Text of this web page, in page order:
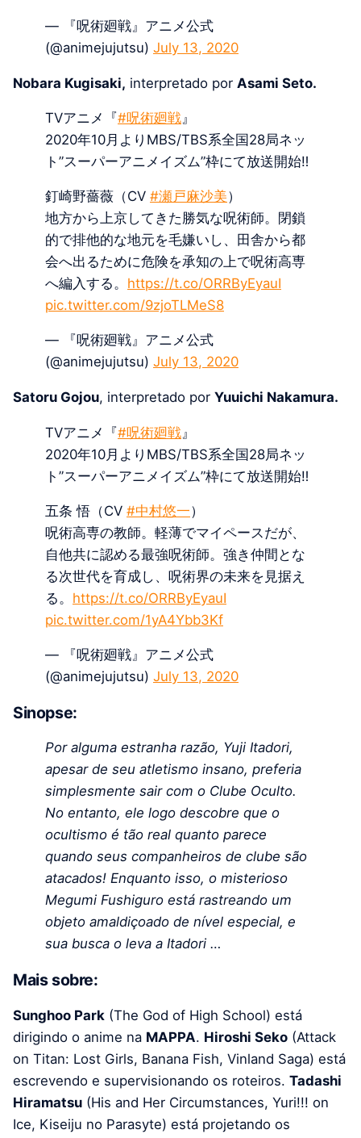
— 『呪術廻戦』アニメ公式
(@animejujutsu) July 13, 2020
Nobara Kugisaki, interpretado por Asami Seto.
TVアニメ『#呪術廻戦』
2020年10月よりMBS/TBS系全国28局ネッ
ト”スーパーアニメイズム”枠にて放送開始‼
釘崎野薔薇（CV #瀬戸麻沙美）
地方から上京してきた勝気な呪術師。閉鎖
的で排他的な地元を毛嫌いし、田舎から都
会へ出るために危険を承知の上で呪術高専
へ編入する。 https://t.co/ORRByEyauI
pic.twitter.com/9zjoTLMeS8
— 『呪術廻戦』アニメ公式
(@animejujutsu) July 13, 2020
Satoru Gojou, interpretado por Yuuichi Nakamura.
TVアニメ『#呪術廻戦 』
2020年10月よりMBS/TBS系全国28局ネッ
ト”スーパーアニメイズム”枠にて放送開始‼
五条 悟（CV #中村悠一）
呪術高専の教師。軽薄でマイペースだが、
自他共に認める最強呪術師。強き仲間とな
る次世代を育成し、呪術界の未来を見据え
る。 https://t.co/ORRByEyauI
pic.twitter.com/1yA4Ybb3Kf
— 『呪術廻戦』アニメ公式
(@animejujutsu) July 13, 2020
Sinopse:
Por alguma estranha razão, Yuji Itadori,
apesar de seu atletismo insano, preferia
simplesmente sair com o Clube Oculto.
No entanto, ele logo descobre que o
ocultismo é tão real quanto parece
quando seus companheiros de clube são
atacados! Enquanto isso, o misterioso
Megumi Fushiguro está rastreando um
objeto amaldiçoado de nível especial, e
sua busca o leva a Itadori …
Mais sobre:
Sunghoo Park (The God of High School) está
dirigindo o anime na MAPPA. Hiroshi Seko (Attack
on Titan: Lost Girls, Banana Fish, Vinland Saga) está
escrevendo e supervisionando os roteiros. Tadashi
Hiramatsu (His and Her Circumstances, Yuri!!! on
Ice, Kiseiju no Parasyte) está projetando os